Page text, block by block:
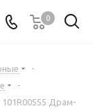
0
-
-
101R00555 Драм-